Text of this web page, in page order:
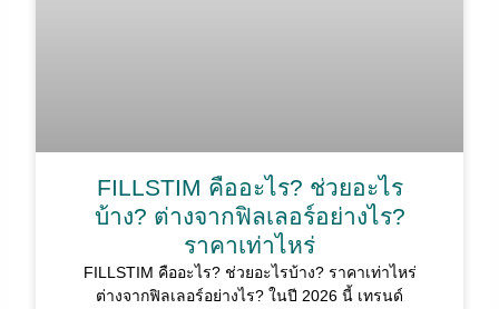
FILLSTIM คืออะไร? ช่วยอะไร
บ้าง? ต่างจากฟิลเลอร์อย่างไร?
ราคาเท่าไหร่
FILLSTIM คืออะไร? ช่วยอะไรบ้าง? ราคาเท่าไหร่
ต่างจากฟิลเลอร์อย่างไร? ในปี 2026 นี้ เทรนด์